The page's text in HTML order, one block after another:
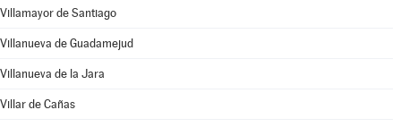
Villamayor de Santiago
Villanueva de Guadamejud
Villanueva de la Jara
Villar de Cañas